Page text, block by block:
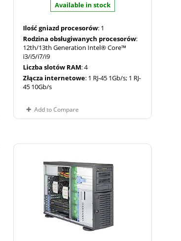
Available in stock
Ilość gniazd procesorów: 1
Rodzina obsługiwanych procesorów:
12th/13th Generation Intel® Core™
i3/i5/i7/i9
Liczba slotów RAM: 4
Złącza internetowe: 1 RJ-45 1Gb/s; 1 RJ-
45 10Gb/s
Add to Compare